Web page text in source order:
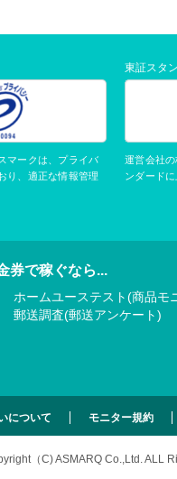
マークは、プライバ
り、適正な情報管理
東証スタ
運営会社
ンダードに
券で稼ぐなら...
ホームユーステスト(商品モ
郵送調査(郵送アンケート)
について モニター規約
（C) ASMARQ Co.,Ltd.ALL